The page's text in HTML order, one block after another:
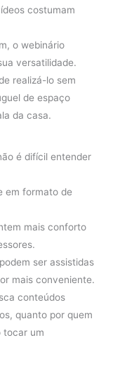
costumam
o webinário
versatilidade.
realizá-lo sem
de espaço
da casa.
é difícil entender
em formato de
mais conforto
ser assistidas
mais conveniente.
conteúdos
quanto por quem
tocar um